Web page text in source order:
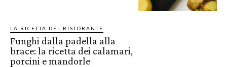
LA RICETTA DEL RISTORANTE
Funghi dalla padella alla
brace: la ricetta dei calamari,
porcini e mandorle